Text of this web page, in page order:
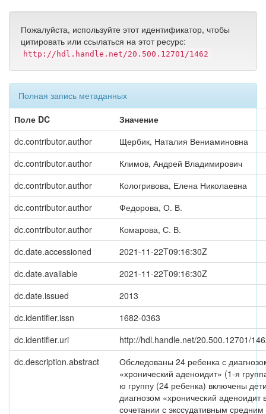
Пожалуйста, используйте этот идентификатор, чтобы
цитировать или ссылаться на этот ресурс:
http://hdl.handle.net/20.500.12701/1462
Полная запись метаданных
Поле DC
Значение
dc.contributor.author
Щербик, Наталия Вениаминовна
dc.contributor.author
Климов, Андрей Владимирович
dc.contributor.author
Кологривова, Елена Николаевна
dc.contributor.author
Федорова, О. В.
dc.contributor.author
Комарова, С. В.
dc.date.accessioned
2021-11-22T09:16:30Z
dc.date.available
2021-11-22T09:16:30Z
dc.date.issued
2013
dc.identifier.issn
1682-0363
dc.identifier.uri
http://hdl.handle.net/20.500.12701/
dc.description.abstract
Обследованы 24 ребенка с
«хронический аденоидит» (1-я
ю группу (24 ребенка) включены
диагнозом «хронический аденоидит
сочетании с экссудативным